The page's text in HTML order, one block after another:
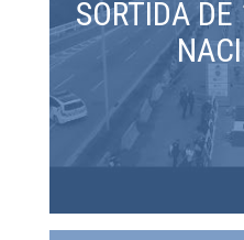
SORTIDA